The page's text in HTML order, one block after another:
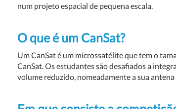
num projeto espacial de pequena escala.
O que é um CanSat?
Um CanSat é um microssatélite que tem o
CanSat. Os estudantes são desafiados a
volume reduzido, nomeadamente a sua